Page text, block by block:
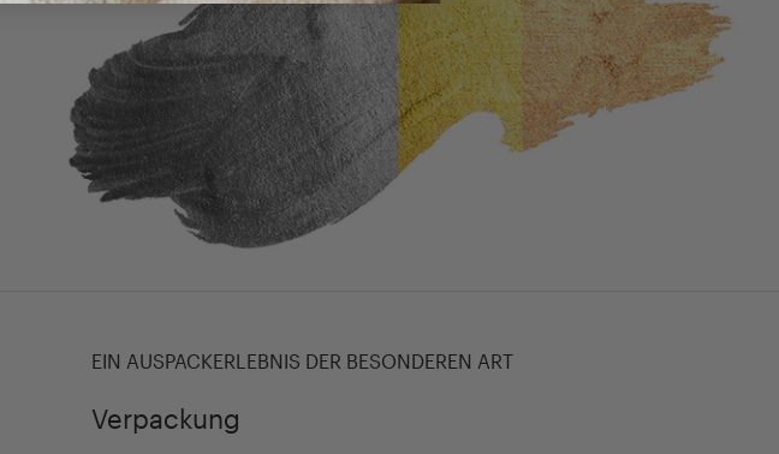
EIN AUSPACKERLEBNIS DER BESONDEREN ART
Verpackung